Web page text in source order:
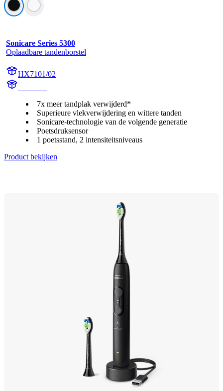
Sonicare Series 5300
Oplaadbare tandenborstel
HX7101/02
7x meer tandplak verwijderd*
Superieure vlekverwijdering en wittere tanden
Sonicare-technologie van de volgende generatie
Poetsdruksensor
1 poetsstand, 2 intensiteitsniveaus
Product bekijken